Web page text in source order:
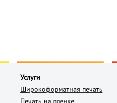
Услуги
Широкоформатная печать
Печать на пленке